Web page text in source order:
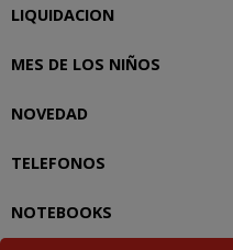
LIQUIDACION
MES DE LOS NIÑOS
NOVEDAD
TELEFONOS
NOTEBOOKS